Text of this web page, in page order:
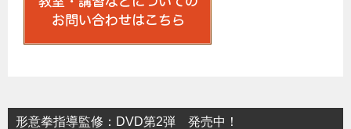
形意拳指導監修：DVD第2弾 発売中！